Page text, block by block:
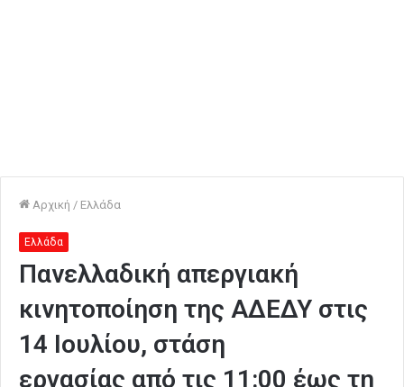
Αρχική / Ελλάδα
Ελλάδα
Πανελλαδική απεργιακή
κινητοποίηση της ΑΔΕΔΥ στις
14 Ιουλίου, στάση
εργασίας από τις 11:00 έως τη